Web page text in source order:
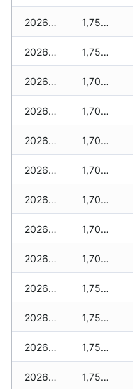
2026-04-15 1,755 zł
2026-04-14 1,755 zł
2026-04-13 1,700 zł
2026-04-12 1,700 zł
2026-04-11 1,700 zł
2026-04-10 1,700 zł
2026-04-09 1,700 zł
2026-04-08 1,700 zł
2026-04-07 1,700 zł
2026-04-06 1,755 zł
2026-04-05 1,755 zł
2026-04-04 1,755 zł
2026-04-03 1,755 zł